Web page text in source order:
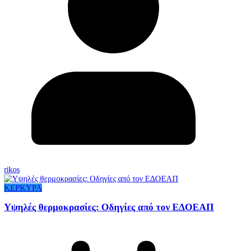
rikos
ΚΕΡΚΥΡΑ
Υψηλές θερμοκρασίες: Οδηγίες από τον ΕΔΟΕΑΠ